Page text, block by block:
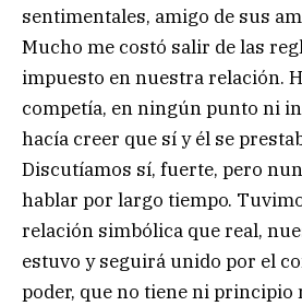
sentimentales, amigo de sus
Mucho me costó salir de las
impuesto en nuestra relación.
competía, en ningún punto ni
hacía creer que sí y él se
Discutíamos sí, fuerte, pero
hablar por largo tiempo.
relación simbólica que real,
estuvo y seguirá unido por el
poder, que no tiene ni principio